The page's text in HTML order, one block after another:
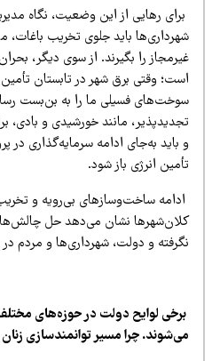
رهایی از این وضعیت، نگاه مدیریتی
باید جلوی تخریب باغات،
را بگیرند. از سوی دیگر، بحران
وقتی برق شهر در تابستان تأمین
فسیلی ما را به بن‌بست رسانده
مانند خورشیدی و بادی، برای
باید به‌جای ادامه سرمایه‌گذاری در
انرژی باز شود.
ساخت‌وسازهای بی‌رویه و تخریب
نشان می‌دهد حل چالش‌های
و دولت، شهرداری‌ها و مردم در یک
لوایح دولت در حوزه‌های مختلف با
چرا مسیر توانمندسازی زنان در